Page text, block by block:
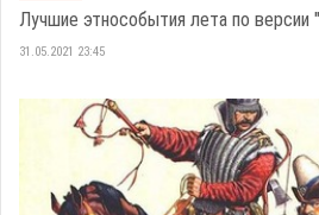
Лучшие этнособытия лета по версии
31.05.2021 23:45